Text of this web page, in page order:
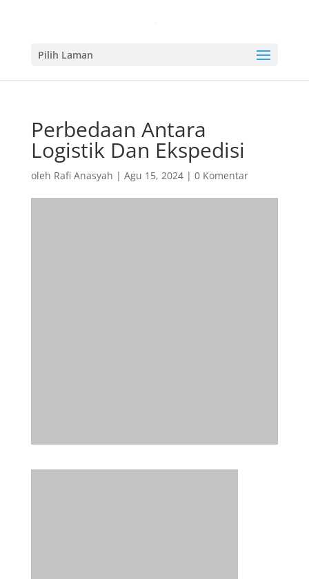
Pilih Laman
Perbedaan Antara
Logistik Dan Ekspedisi
oleh Rafi Anasyah | Agu 15, 2024| 0 Komentar